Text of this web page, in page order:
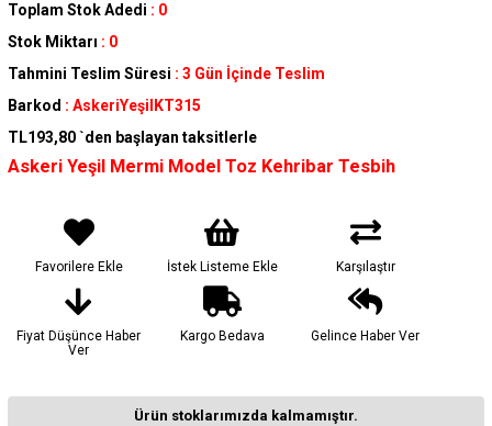
Toplam Stok Adedi : 0
Stok Miktarı : 0
Tahmini Teslim Süresi : 3 Gün İçinde Teslim
Barkod : AskeriYeşilKT315
TL193,80 `den başlayan taksitlerle
Askeri Yeşil Mermi Model Toz Kehribar Tesbih
Favorilere Ekle İstek Listeme Ekle Karşılaştır
Fiyat Düşünce Haber
Ver
Kargo Bedava Gelince Haber Ver
Ürün stoklarımızda kalmamıştır.